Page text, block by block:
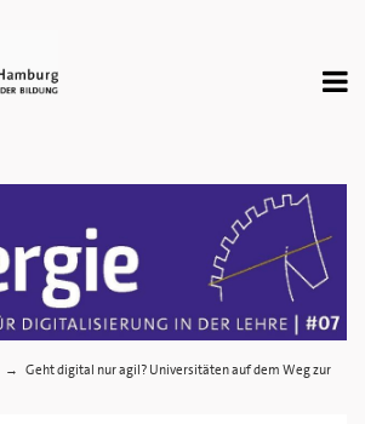
→
Geht digital nur agil? Universitäten auf dem Weg zur